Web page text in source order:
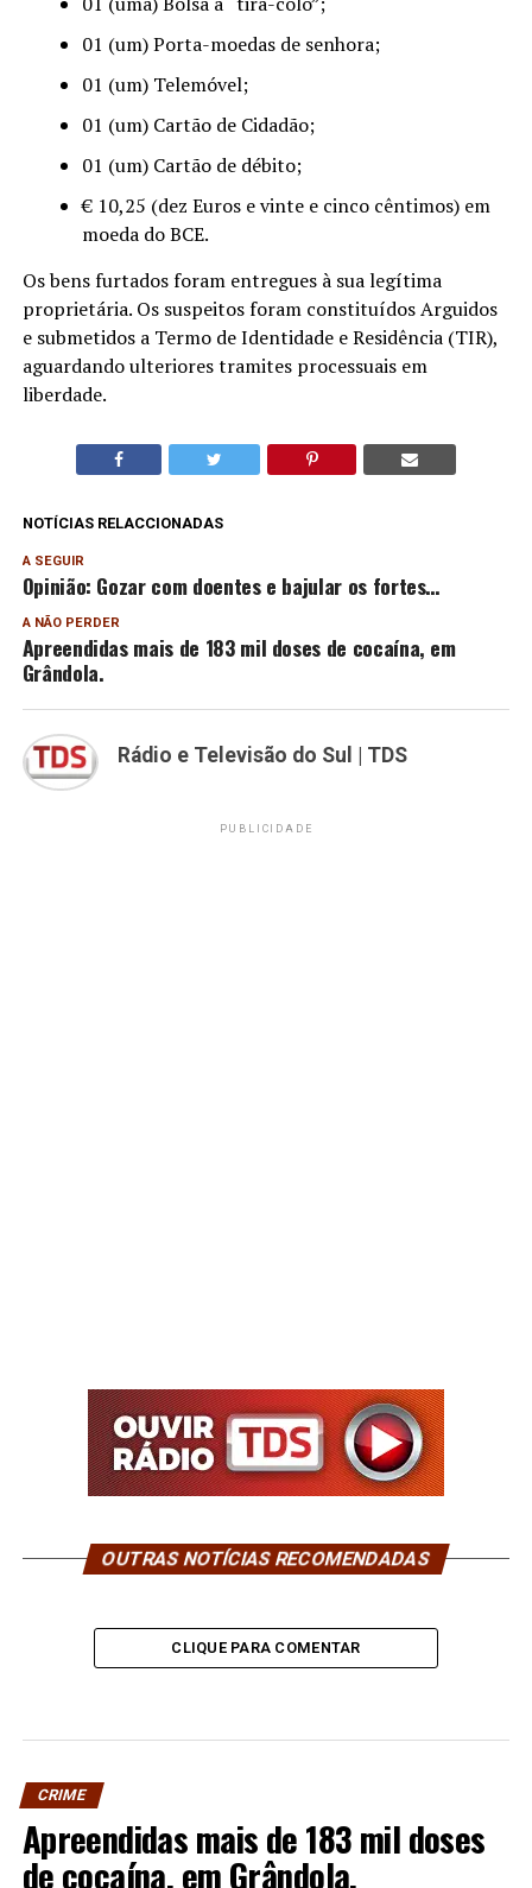
01 (um) Porta-moedas de senhora;
01 (um) Telemóvel;
01 (um) Cartão de Cidadão;
01 (um) Cartão de débito;
€ 10,25 (dez Euros e vinte e cinco cêntimos) em
moeda do BCE.
Os bens furtados foram entregues à sua legítima
proprietária. Os suspeitos foram constituídos Arguidos
e submetidos a Termo de Identidade e Residência (TIR),
aguardando ulteriores tramites processuais em
liberdade.
NOTÍCIAS RELACCIONADAS
A SEGUIR
Opinião: Gozar com doentes e bajular os fortes…
A NÃO PERDER
Apreendidas mais de 183 mil doses de cocaína, em
Grândola.
Rádio e Televisão do Sul | TDS
PUBLICIDADE
OUTRAS NOTÍCIAS RECOMENDADAS
CLIQUE PARA COMENTAR
CRIME
Apreendidas mais de 183 mil doses
de cocaína, em Grândola.